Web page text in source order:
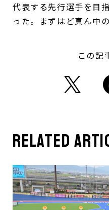
代表する先行選手を目
った。まずはど真ん中
この記
related